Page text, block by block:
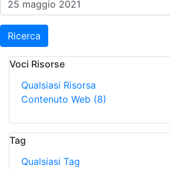
Ricerca
Voci Risorse
Qualsiasi Risorsa
Contenuto Web (8)
Tag
Qualsiasi Tag